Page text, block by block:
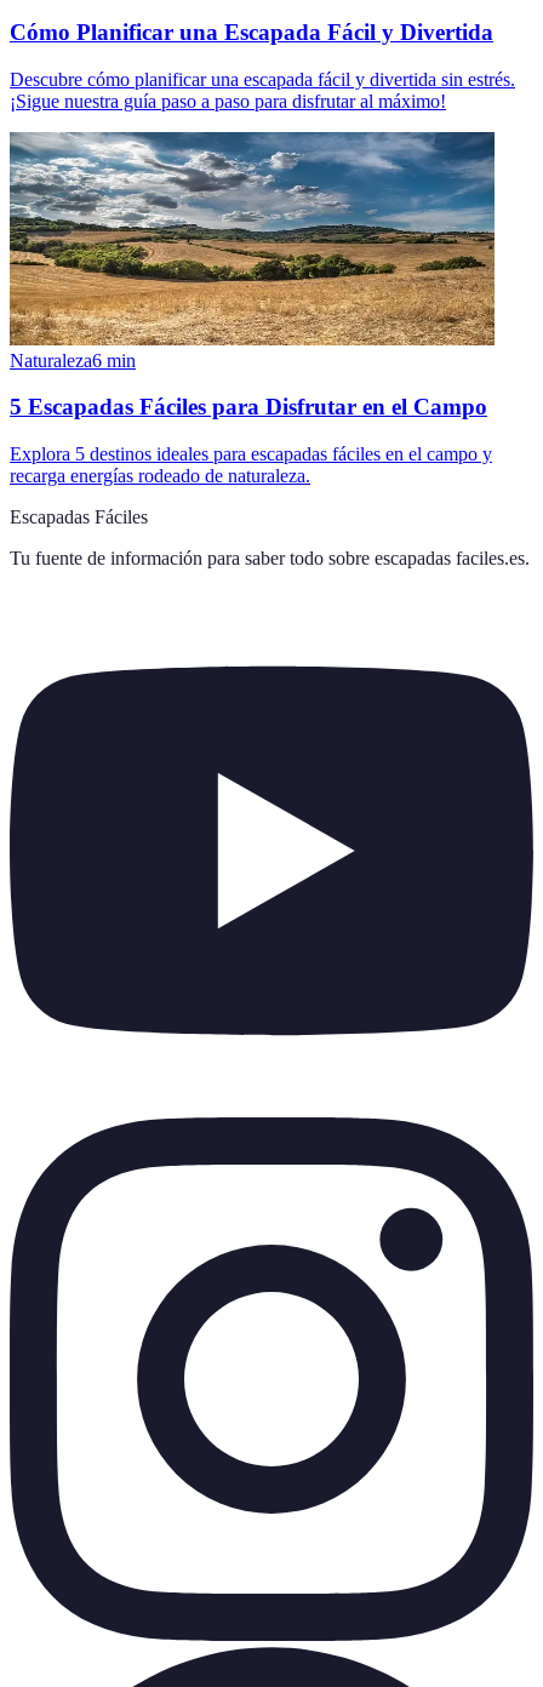
Cómo Planificar una Escapada Fácil y Divertida
Descubre cómo planificar una escapada fácil y divertida sin estrés.
¡Sigue nuestra guía paso a paso para disfrutar al máximo!
Naturaleza6 min
5 Escapadas Fáciles para Disfrutar en el Campo
Explora 5 destinos ideales para escapadas fáciles en el campo y
recarga energías rodeado de naturaleza.
Escapadas Fáciles
Tu fuente de información para saber todo sobre escapadas faciles.es.